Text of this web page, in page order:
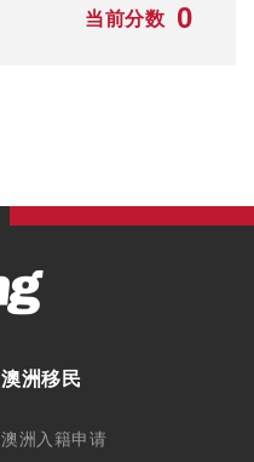
当前分数 0
澳洲移民
澳洲入籍申请